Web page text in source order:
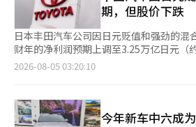
BMW全新iX xDrive60的最大功率为544
力，最大扭矩为78.0kg·m。零百加速时
航里程根据韩国环境部认证为509km，
WLTP标准下最大续航可达701km。 高性能M车型BMW全新iX
M70 xDrive的最大功率为659马力（在运
前增加40马力，使用启动控制功能时，扭
421km（WLTP标准下为600km），处于
格方面，全新iX xDrive45为1亿2480万韩
亿5380万韩元，而高性能车型全新iX
一项目，预计将促进当地汽车零部件制造
大略省本地区创造高质量的就业机会。 汉
营着4个业务场所，包括贝尔维尔（
（Concord）一座工厂，以及电动压缩机
工人数约为900人。 汉昂系统副会长李秀
升在北美市场的电动压缩机供应能力，并
昂系统正在加快在北美及全球市场的电动
展，计划通过增强电动压缩机等环保汽车
期，但股价下跌
日本丰田汽车公司因日元贬值和强劲的混
财年的净利润预期上调至3.25万亿日元（
比之前增加2500亿日元（约合2269亿人民
据《日本经济新闻》的报道，丰田在4日发
（2026年4月至6月）业绩中，季度营业
2026-08-05 03:20:10
今年新车中六成